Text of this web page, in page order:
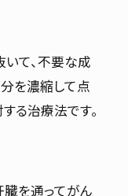
て、不要な成
を濃縮して点
る治療法です。
を通ってがん